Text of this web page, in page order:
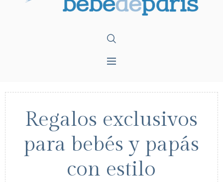
Regalos exclusivos
para bebés y papás
con estilo